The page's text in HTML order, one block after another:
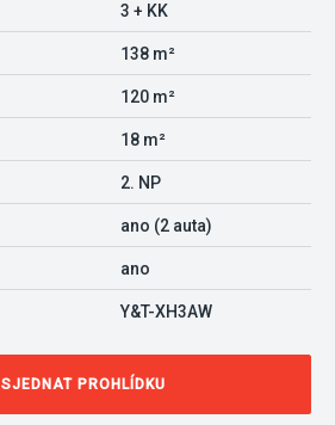
3 + KK
138 m²
120 m²
18 m²
2. NP
ano (2 auta)
ano
Y&T-XH3AW
SJEDNAT PROHLÍDKU